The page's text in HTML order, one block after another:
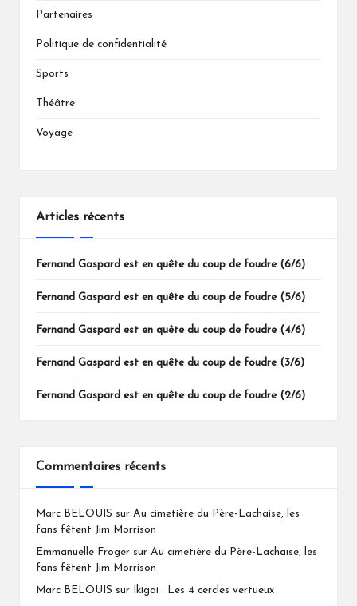
Partenaires
Politique de confidentialité
Sports
Théâtre
Voyage
Articles récents
Fernand Gaspard est en quête du coup de foudre (6/6)
Fernand Gaspard est en quête du coup de foudre (5/6)
Fernand Gaspard est en quête du coup de foudre (4/6)
Fernand Gaspard est en quête du coup de foudre (3/6)
Fernand Gaspard est en quête du coup de foudre (2/6)
Commentaires récents
Marc BELOUIS sur Au cimetière du Père-Lachaise, les
fans fêtent Jim Morrison
Emmanuelle Froger sur Au cimetière du Père-Lachaise, les
fans fêtent Jim Morrison
Marc BELOUIS sur Ikigai : Les 4 cercles vertueux